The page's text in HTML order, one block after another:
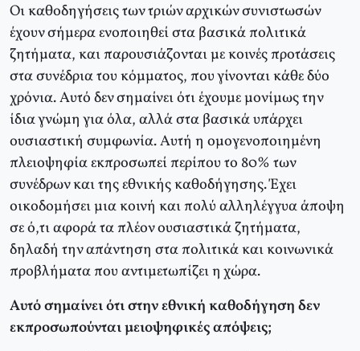
Οι καθοδηγήσεις των τριών αρχικών συνιστωσών
έχουν σήμερα ενοποιηθεί στα βασικά πολιτικά
ζητήματα, και παρουσιάζονται με κοινές προτάσεις
στα συνέδρια του κόμματος, που γίνονται κάθε δύο
χρόνια. Αυτό δεν σημαίνει ότι έχουμε μονίμως την
ίδια γνώμη για όλα, αλλά στα βασικά υπάρχει
ουσιαστική συμφωνία. Αυτή η ομογενοποιημένη
πλειοψηφία εκπροσωπεί περίπου το 80% των
συνέδρων και της εθνικής καθοδήγησης. Έχει
οικοδομήσει μια κοινή και πολύ αλληλέγγυα άποψη
σε ό,τι αφορά τα πλέον ουσιαστικά ζητήματα,
δηλαδή την απάντηση στα πολιτικά και κοινωνικά
προβλήματα που αντιμετωπίζει η χώρα.
Αυτό σημαίνει ότι στην εθνική καθοδήγηση δεν
εκπροσωπούνται μειοψηφικές απόψεις;